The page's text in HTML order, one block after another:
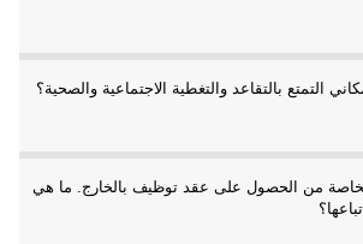
التمتع بالتقاعد والتغطية الاجتماعية والصحية؟
من الحصول على عقد توظيف بالخارج. ما هي